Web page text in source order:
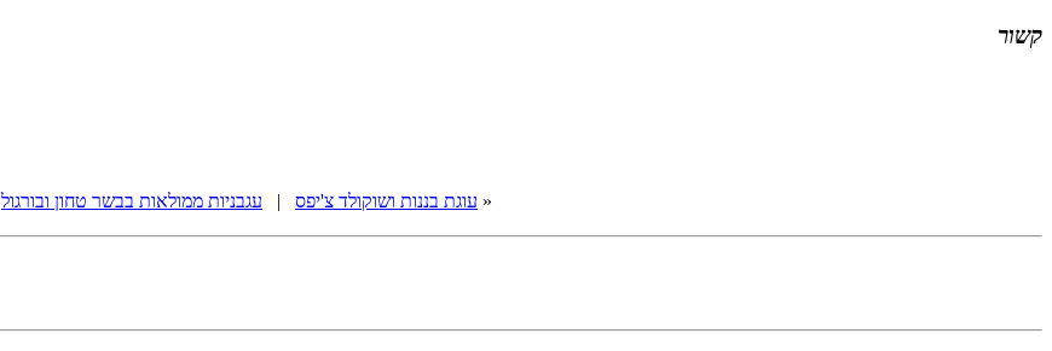
קשור
« עוגת בננות ושוקולד צ'יפס | עגבניות ממולאות בבשר טחון ובורגול